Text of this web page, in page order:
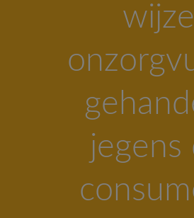
wijze
jegens